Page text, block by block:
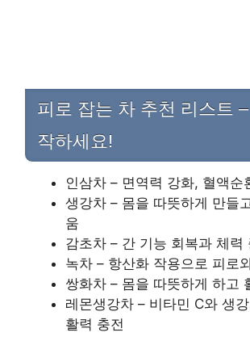
피로 잡는 차 추천 리스트
작하세요!
인삼차 – 면역력 강화, 혈액순
생강차 – 몸을 따뜻하게 만들
움
감초차 – 간 기능 회복과 체력
녹차 – 항산화 작용으로 피로
쌍화차 – 몸을 따뜻하게 하고
레몬생강차 – 비타민 C와 생
활력 충전